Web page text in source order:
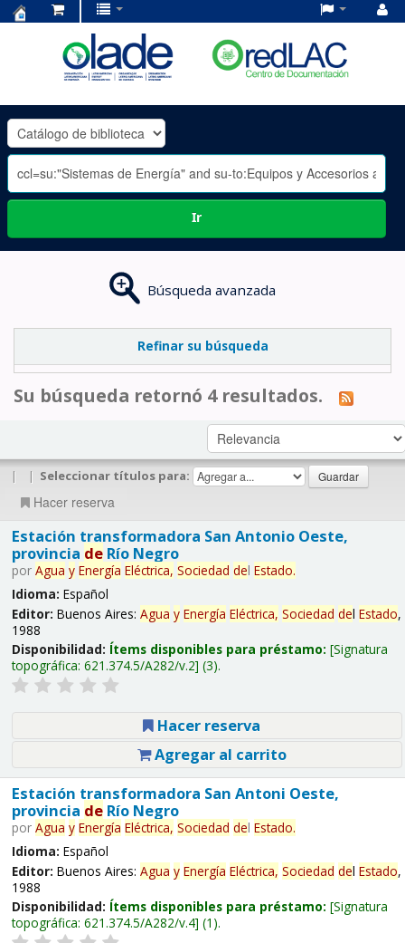
OLADE
-
Ir
Búsqueda avanzada
Refinar su búsqueda
Su búsqueda retornó 4 resultados.
| | Seleccionar títulos para:
Hacer reserva
Estación transformadora San Antonio Oeste,
provincia deRío Negro
por Agua y Energía Eléctrica, Sociedad del Estado.
Idioma: Español
Editor: Buenos Aires: Agua y Energía Eléctrica, Sociedad del Estado,
1988
Disponibilidad: Ítems disponibles para préstamo: Signatura
topográfica: 621.374.5/A282/v.2 (3).
Hacer reserva
Agregar al carrito
Estación transformadora San Antoni Oeste,
provincia deRío Negro
por Agua y Energía Eléctrica, Sociedad del Estado.
Idioma: Español
Editor: Buenos Aires: Agua y Energía Eléctrica, Sociedad del Estado,
1988
Disponibilidad: Ítems disponibles para préstamo: Signatura
topográfica: 621.374.5/A282/v.4 (1).